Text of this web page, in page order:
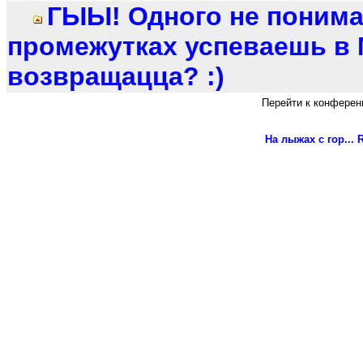
ГЫЫ! Одного не
промежутках успеваешь в
возвращацца? :)
Перейти к
На лыжах с гор...